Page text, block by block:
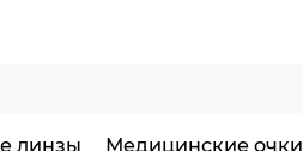
линзы Медицинские очки